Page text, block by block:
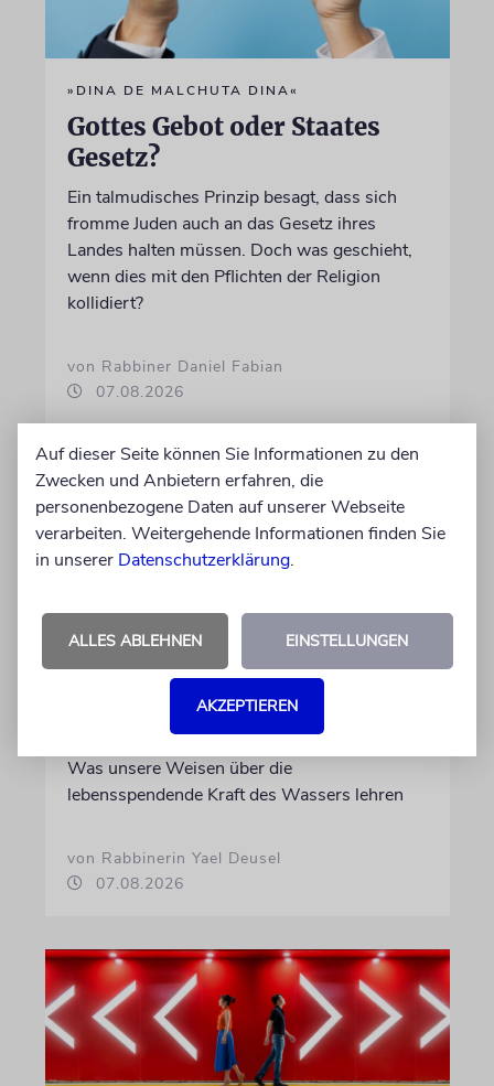
»DINA DE MALCHUTA DINA«
Gottes Gebot oder Staates
Gesetz?
Ein talmudisches Prinzip besagt, dass sich
fromme Juden auch an das Gesetz ihres
Landes halten müssen. Doch was geschieht,
wenn dies mit den Pflichten der Religion
kollidiert?
von Rabbiner Daniel Fabian
07.08.2026
Was unsere Weisen über die
lebensspendende Kraft des Wassers lehren
von Rabbinerin Yael Deusel
07.08.2026
Auf dieser Seite können Sie Informationen zu den
Zwecken und Anbietern erfahren, die
personenbezogene Daten auf unserer Webseite
verarbeiten. Weitergehende Informationen finden Sie
in unserer Datenschutzerklärung.
ALLES ABLEHNEN EINSTELLUNGEN
AKZEPTIEREN